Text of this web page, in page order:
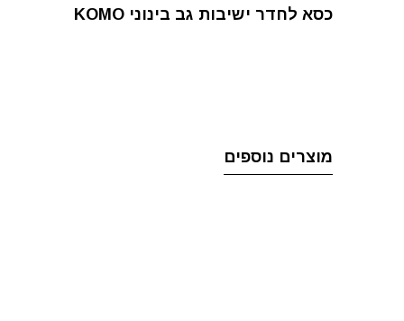
כסא לחדר ישיבות גב בינוני KOMO
מוצרים נוספים